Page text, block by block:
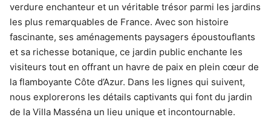
verdure enchanteur et un véritable trésor parmi les jardins
les plus remarquables de France. Avec son histoire
fascinante, ses aménagements paysagers époustouflants
et sa richesse botanique, ce jardin public enchante les
visiteurs tout en offrant un havre de paix en plein cœur de
la flamboyante Côte d’Azur. Dans les lignes qui suivent,
nous explorerons les détails captivants qui font du jardin
de la Villa Masséna un lieu unique et incontournable.